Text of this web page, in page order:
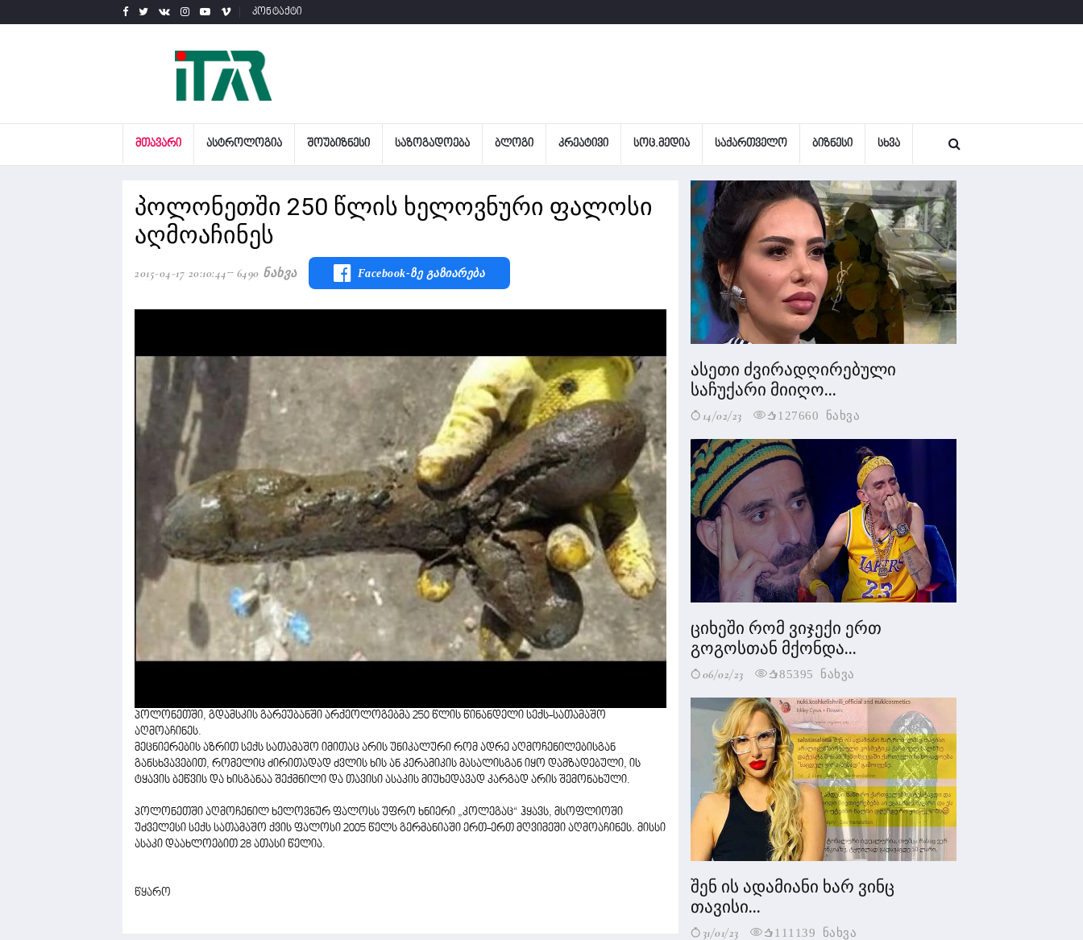
კონტაქტი
ᲛᲗᲐᲕᲐᲠᲘ ᲐᲡᲢᲠᲝᲚᲝᲒᲘᲐ ᲨᲝᲣᲑᲘᲖᲜᲔᲡᲘ ᲡᲐᲖᲝᲒᲐᲓᲝᲔᲑᲐ ᲑᲚᲝᲒᲘ ᲙᲠᲔᲐᲢᲘᲕᲘ ᲡᲝᲪ.ᲛᲔᲓᲘᲐ ᲡᲐᲥᲐᲠᲗᲕᲔᲚᲝ ᲑᲘᲖᲜᲔᲡᲘ ᲡᲮᲕᲐ
პოლონეთში 250 წლის ხელოვნური ფალოსი
აღმოაჩინეს
2015-04-17 20:10:44 6490 Ნახვა Facebook-Ზე Გაზიარება
პოლონეთში, გდამსკის გარეუბანში არქეოლოგებმა 250 წლის წინანდელი სექს-სათამაშო
აღმოაჩინეს.
მეცნიერების აზრით სექს სათამაშო იმითაც არის უნიკალური რომ ადრე აღმოჩენილებისგან
განსხვავებით, რომელიც ძირითადად ძვლის ხის ან კერამიკის მასალისგან იყო დამზადებული, ის
ტყავის ბეწვის და ხისგანაა შექმნილი და თავისი ასაკის მიუხედავად კარგად არის შემონახული.
პოლონეთში აღმოჩენილ ხელოვნურ ფალოსს უფრო ხნიერი „კოლეგაც“ ჰყავს, მსოფლიოში
უძველესი სექს სათამაშო ქვის ფალოსი 2005 წელს გერმანიაში ერთ-ერთ მღვიმეში აღმოაჩინეს. მისსი
ასაკი დაახლოებით 28 ათასი წელია.
წყარო
ასეთი ძვირადღირებული
საჩუქარი მიიღო...
14/02/23 127660 ნახვა
ციხეში რომ ვიჯექი ერთ
გოგოსთან მქონდა...
06/02/23 85395 ნახვა
შენ ის ადამიანი ხარ ვინც
თავისი...
31/01/23 111139 ნახვა